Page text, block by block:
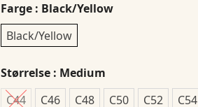
Farge : Black/Yellow
Black/Yellow
Størrelse : Medium
C44
C46 C48 C50 C52 C54